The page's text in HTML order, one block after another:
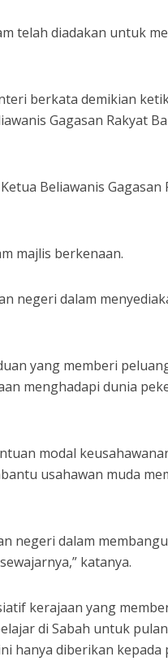
telah diadakan untuk
berkata demikian
Gagasan Rakyat
Beliawanis Gagasan
negeri dalam
yang memberi
menghadapi dunia
modal
usahawan muda
negeri dalam
katanya.
kerajaan yang
di Sabah untuk
hanya diberikan kepada